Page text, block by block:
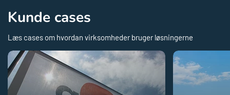
Kunde cases
Læs cases om hvordan virksomheder bruger løsningerne